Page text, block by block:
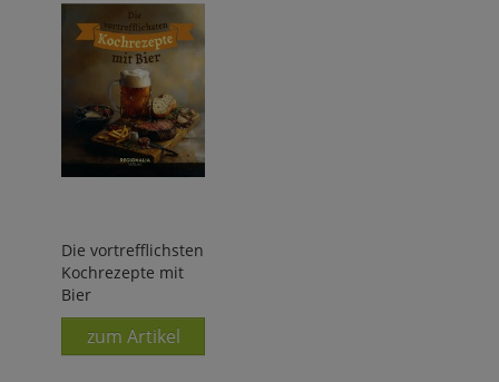
Die vortrefflichsten
Kochrezepte mit
Bier
zum Artikel